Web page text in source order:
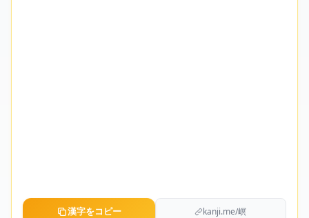
漢字をコピー kanji.me/㟰